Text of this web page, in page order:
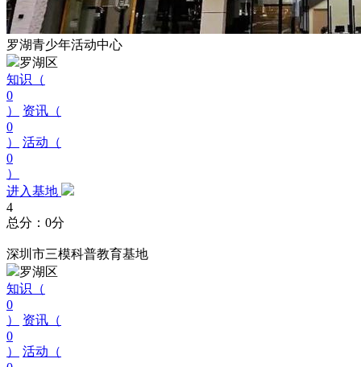
罗湖青少年活动中心
罗湖区
知识（
0
）
资讯（
0
）
活动（
0
）
进入基地
4
总分：0分
深圳市三模科普教育基地
罗湖区
知识（
0
）
资讯（
0
）
活动（